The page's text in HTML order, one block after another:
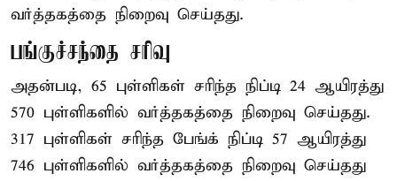
வர்த்தகத்தை நிறைவு செய்தது.
பங்குச்சந்தை சரிவு
அதன்படி, 65 புள்ளிகள் சரிந்த நிப்டி 24 ஆயிரத்து
570 புள்ளிகளில் வர்த்தகத்தை நிறைவு செய்தது.
317 புள்ளிகள் சரிந்த பேங்க் நிப்டி 57 ஆயிரத்து
746 புள்ளிகளில் வர்த்தகத்தை நிறைவு செய்தது